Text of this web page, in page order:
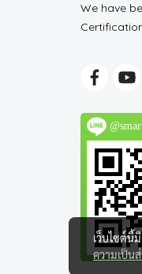
We have
เว็บไซต์นี้
ความเป็น